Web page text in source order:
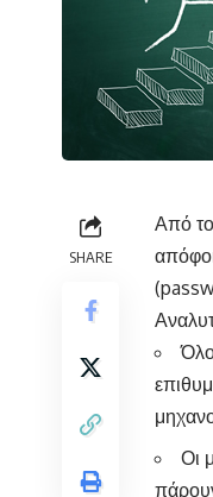
SHARE
Από
Οι